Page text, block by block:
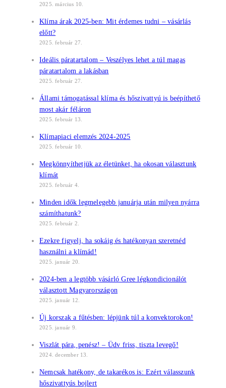
2025. március 10.
Klíma árak 2025-ben: Mit érdemes tudni – vásárlás
előtt?
2025. február 27.
Ideális páratartalom – Veszélyes lehet a túl magas
páratartalom a lakásban
2025. február 27.
Állami támogatással klíma és hőszivattyú is beépíthető
most akár féláron
2025. február 13.
Klímapiaci elemzés 2024-2025
2025. február 10.
Megkönnyíthetjük az életünket, ha okosan választunk
klímát
2025. február 4.
Minden idők legmelegebb januárja után milyen nyárra
számíthatunk?
2025. február 2.
Ezekre figyelj, ha sokáig és hatékonyan szeretnéd
használni a klímád!
2025. január 20.
2024-ben a legtöbb vásárló Gree légkondicionálót
választott Magyarországon
2025. január 12.
Új korszak a fűtésben: lépjünk túl a konvektorokon!
2025. január 9.
Viszlát pára, penész! – Üdv friss, tiszta levegő!
2024. december 13.
Nemcsak hatékony, de takarékos is: Ezért válasszunk
hőszivattyús bojlert